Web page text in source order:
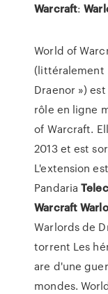
Warcraft:
World of
(littéralement
Draenor »)
rôle en ligne
of Warcraft.
2013 et est
L'extension
Pandaria
Warcraft
Warlords de
torrent Les
are d'une
mondes.